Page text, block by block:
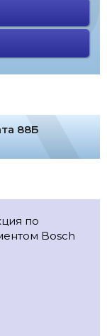
88Б
по
Bosch